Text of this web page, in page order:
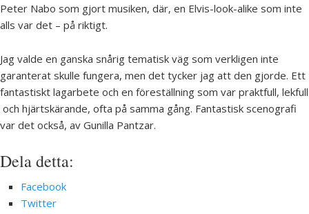
Peter Nabo som gjort musiken, där, en Elvis-look-alike som inte
alls var det – på riktigt.
Jag valde en ganska snårig tematisk väg som verkligen inte
garanterat skulle fungera, men det tycker jag att den gjorde. Ett
fantastiskt lagarbete och en föreställning som var praktfull, lekfull
och hjärtskärande, ofta på samma gång. Fantastisk scenografi
var det också, av Gunilla Pantzar.
Dela detta:
Facebook
Twitter